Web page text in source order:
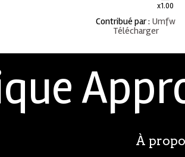
x1.00
Contribué par: Umfw
Télécharger
À